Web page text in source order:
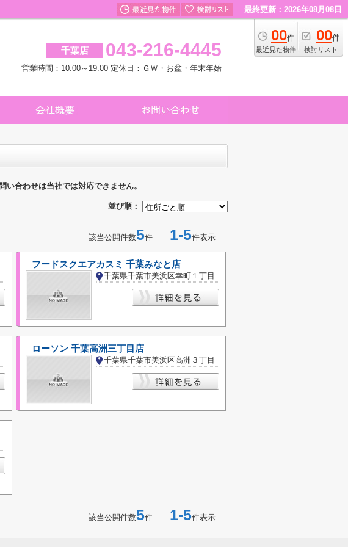
最終更新：2026年08月08日
00件
最近見た物件
00件
検討リスト
千葉店 043-216-4445
営業時間：10:00～19:00 定休日：ＧＷ・お盆・年末年始
合わせは当社では対応できません。
並び順：
該当公開件数5件 1-5件表示
フードスクエアカスミ 千葉みなと店
千葉県千葉市美浜区幸町１丁目
ローソン 千葉高洲三丁目店
千葉県千葉市美浜区高洲３丁目
該当公開件数5件 1-5件表示